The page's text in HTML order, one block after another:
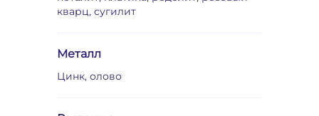
кварц, сугилит
Металл
Цинк, олово